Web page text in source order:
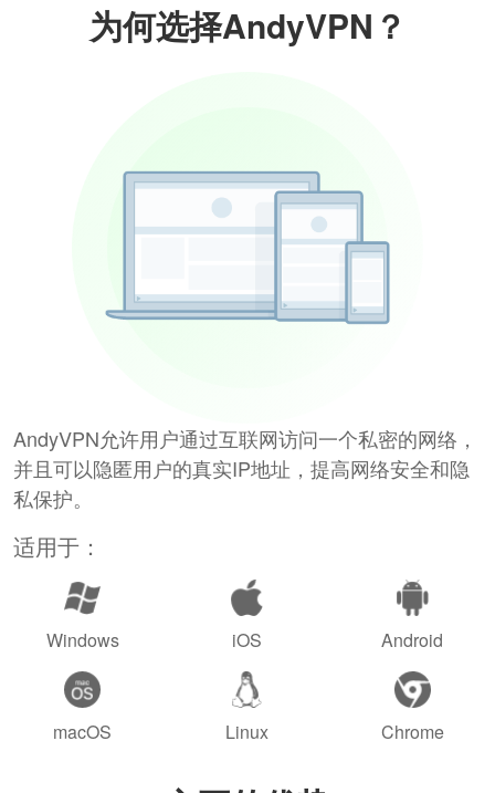
为何选择AndyVPN？
AndyVPN允许用户通过互联网访问一个私密的网络，
并且可以隐匿用户的真实IP地址，提高网络安全和隐
私保护。
适用于：
Windows iOS Android
macOS Linux Chrome